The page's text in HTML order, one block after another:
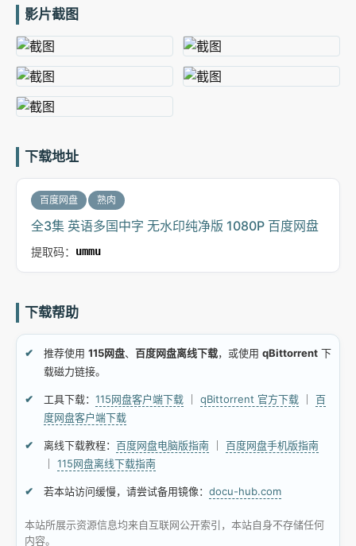
影片截图
下载地址
百度网盘 熟肉
全3集 英语多国中字 无水印纯净版 1080P 百度网盘
提取码： ummu
下载帮助
推荐使用 115网盘、 百度网盘离线下载，或使用 qBittorrent 下
载磁力链接。
工具下载： 115网盘客户端下载 qBittorrent 官方下载
百
度网盘客户端下载
离线下载教程： 百度网盘电脑版指南
百度网盘手机版指南
115网盘离线下载指南
若本站访问缓慢，请尝试备用镜像： docu-hub.com
本站所展示资源信息均来自互联网公开索引，本站自身不存储任何
内容。